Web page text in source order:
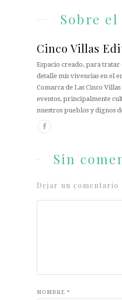
Sobre
Cinco Villas
Espacio creado, para tratar
detalle mis vivencias en el
Comarca de Las Cinco
eventos, principalmente
nuestros pueblos y dignos
Sin
Dejar un comentario
NOMBRE *